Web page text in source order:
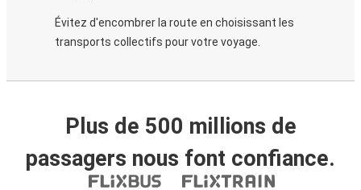
Évitez d'encombrer la route en choisissant les
transports collectifs pour votre voyage.
Plus de 500 millions de
passagers nous font confiance.